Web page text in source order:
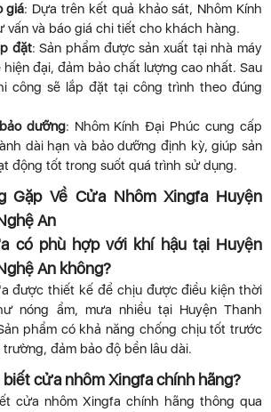
giá: Dựa trên kết quả khảo sát, Nhôm Kính
vấn và báo giá chi tiết cho khách hàng.
đặt: Sản phẩm được sản xuất tại nhà máy
đại, đảm bảo chất lượng cao nhất. Sau
công sẽ lắp đặt tại công trình theo đúng
dưỡng: Nhôm Kính Đại Phúc cung cấp
dài hạn và bảo dưỡng định kỳ, giúp sản
động tốt trong suốt quá trình sử dụng.
Gặp Về Cửa Nhôm Xingfa Huyện
An
có phù hợp với khí hậu tại Huyện
An không?
được thiết kế để chịu được điều kiện thời
nóng ẩm, mưa nhiều tại Huyện Thanh
phẩm có khả năng chống chịu tốt trước
đảm bảo độ bền lâu dài.
biết cửa nhôm Xingfa chính hãng?
cửa nhôm Xingfa chính hãng thông qua